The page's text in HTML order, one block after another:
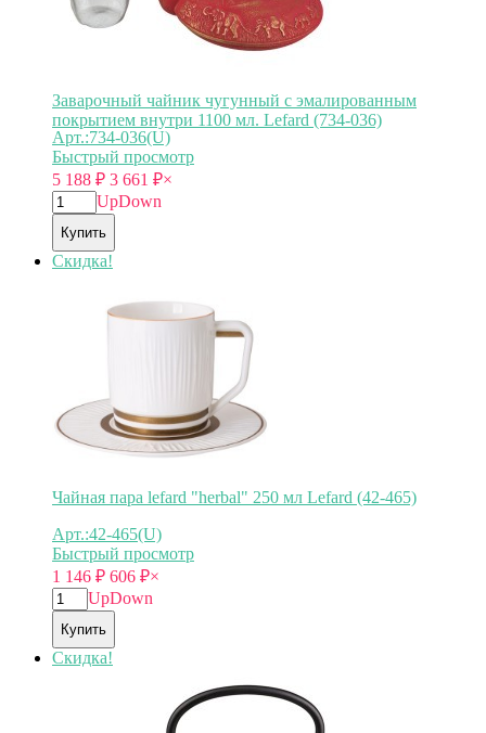
Заварочный чайник чугунный с эмалированным
покрытием внутри 1100 мл. Lefard (734-036)
Арт.:734-036(U)
Быстрый просмотр
5 188 ₽ 3 661 ₽×
UpDown
Купить
Скидка!
Чайная пара lefard "herbal" 250 мл Lefard (42-465)
Арт.:42-465(U)
Быстрый просмотр
1 146 ₽ 606 ₽×
UpDown
Купить
Скидка!